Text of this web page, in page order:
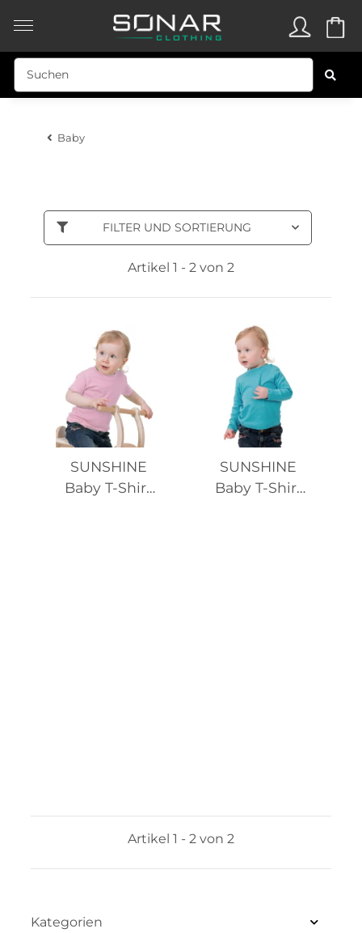
Baby
FILTER UND SORTIERUNG
Artikel 1 - 2 von 2
SUNSHINE
Baby T-Shirt
SUNSHINE
Baby T-Shirt
Artikel 1 - 2 von 2
Kategorien